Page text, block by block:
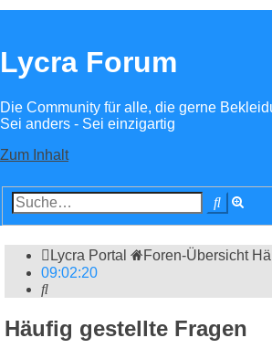
Lycra Forum
Die Community für alle, die gerne
Sei anders - Sei einzigartig
Zum Inhalt
Suche
Lycra Portal Foren-Übersicht
09:02:21
Suche
Häufig gestellte Fragen